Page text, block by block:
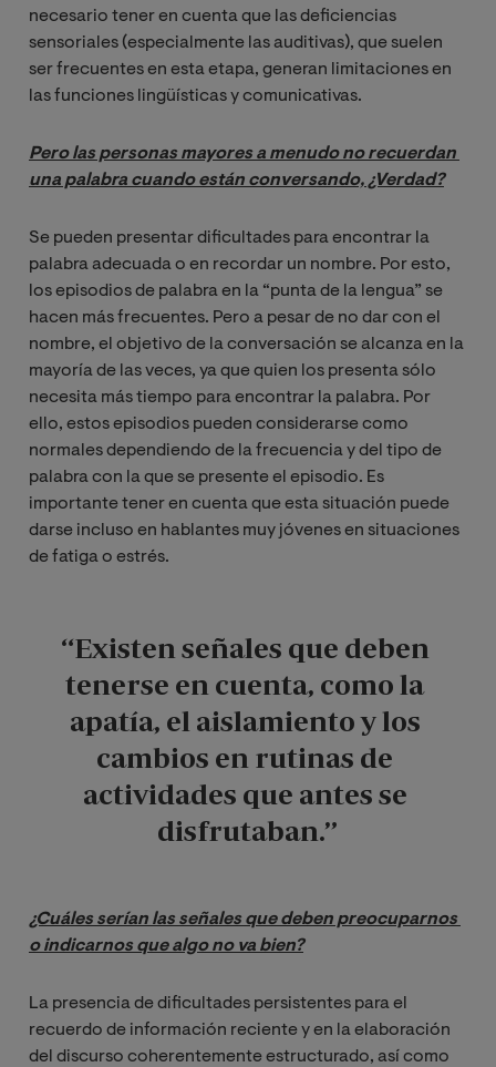
necesario tener en cuenta que las deficiencias
sensoriales (especialmente las auditivas), que suelen
ser frecuentes en esta etapa, generan limitaciones en
las funciones lingüísticas y comunicativas.
Pero las personas mayores a menudo no recuerdan
una palabra cuando están conversando, ¿Verdad?
Se pueden presentar dificultades para encontrar la
palabra adecuada o en recordar un nombre. Por esto,
los episodios de palabra en la “punta de la lengua” se
hacen más frecuentes. Pero a pesar de no dar con el
nombre, el objetivo de la conversación se alcanza en la
mayoría de las veces, ya que quien los presenta sólo
necesita más tiempo para encontrar la palabra. Por
ello, estos episodios pueden considerarse como
normales dependiendo de la frecuencia y del tipo de
palabra con la que se presente el episodio. Es
importante tener en cuenta que esta situación puede
darse incluso en hablantes muy jóvenes en situaciones
de fatiga o estrés.
“Existen señales que deben
tenerse en cuenta, como la
apatía, el aislamiento y los
cambios en rutinas de
actividades que antes se
disfrutaban.”
¿Cuáles serían las señales que deben preocuparnos
o indicarnos que algo no va bien?
La presencia de dificultades persistentes para el
recuerdo de información reciente y en la elaboración
del discurso coherentemente estructurado, así como